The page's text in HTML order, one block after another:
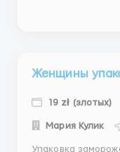
Женщины
19 zł (злотых)
Мария Кулик
Упаковка